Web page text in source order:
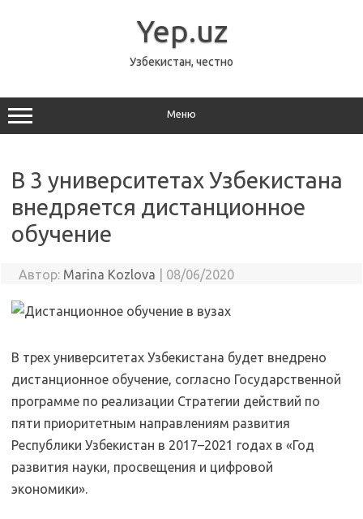
Yep.uz
Узбекистан, честно
Меню
В 3 университетах Узбекистана
внедряется дистанционное
обучение
Автор: Marina Kozlova 08/06/2020
В трех университетах Узбекистана будет внедрено
дистанционное обучение, согласно Государственной
программе по реализации Стратегии действий по
пяти приоритетным направлениям развития
Республики Узбекистан в 2017–2021 годах в «Год
развития науки, просвещения и цифровой
экономики».